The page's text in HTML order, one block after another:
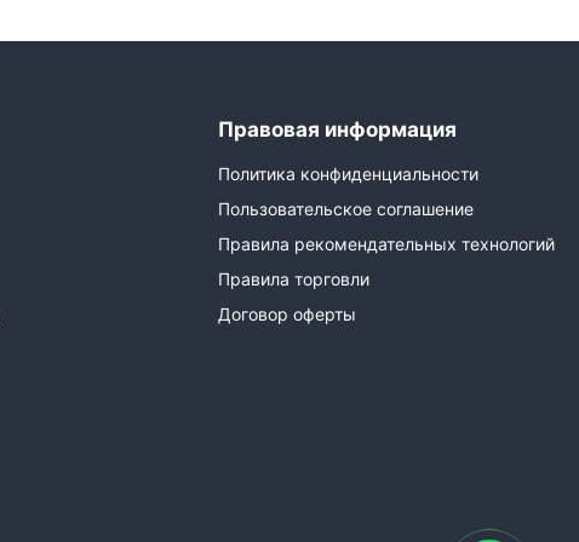
Правовая информация
Политика конфиденциальности
Пользовательское соглашение
Правила рекомендательных технологий
Правила торговли
Договор оферты